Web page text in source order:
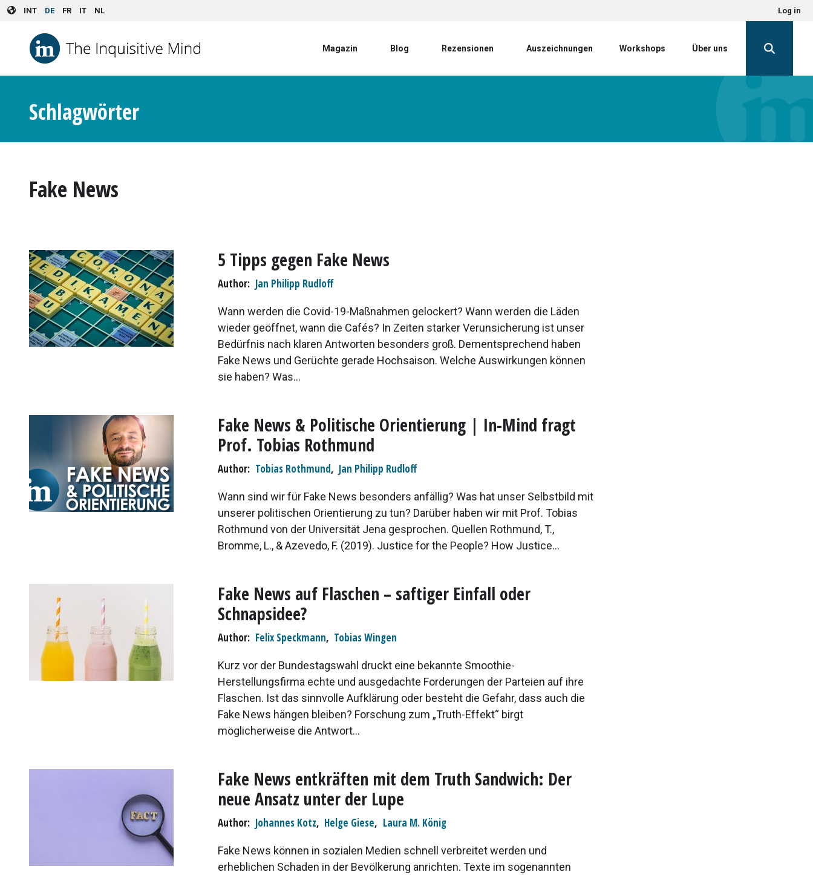
Skip to main content
INT DE FR IT NL Log in
Magazin Blog Rezensionen Auszeichnungen Workshops Über uns
Schlagwörter
Fake News
5 Tipps gegen Fake News
Author Jan Philipp Rudloff
Wann werden die Covid-19-Maßnahmen gelockert? Wann werden die Läden
wieder geöffnet, wann die Cafés? In Zeiten starker Verunsicherung ist unser
Bedürfnis nach klaren Antworten besonders groß. Dementsprechend haben
Fake News und Gerüchte gerade Hochsaison. Welche Auswirkungen können
sie haben? Was...
Fake News & Politische Orientierung | In-Mind fragt
Prof. Tobias Rothmund
Author Tobias Rothmund, Jan Philipp Rudloff
Wann sind wir für Fake News besonders anfällig? Was hat unser Selbstbild mit
unserer politischen Orientierung zu tun? Darüber haben wir mit Prof. Tobias
Rothmund von der Universität Jena gesprochen. Quellen Rothmund, T.,
Bromme, L., & Azevedo, F. (2019). Justice for the People? How Justice...
Fake News auf Flaschen – saftiger Einfall oder
Schnapsidee?
Author Felix Speckmann, Tobias Wingen
Kurz vor der Bundestagswahl druckt eine bekannte Smoothie-
Herstellungsfirma echte und ausgedachte Forderungen der Parteien auf ihre
Flaschen. Ist das sinnvolle Aufklärung oder besteht die Gefahr, dass auch die
Fake News hängen bleiben? Forschung zum „Truth-Effekt“ birgt
möglicherweise die Antwort...
Fake News entkräften mit dem Truth Sandwich: Der
neue Ansatz unter der Lupe
Author Johannes Kotz, Helge Giese, Laura M. König
Fake News können in sozialen Medien schnell verbreitet werden und
erheblichen Schaden in der Bevölkerung anrichten. Texte im sogenannten